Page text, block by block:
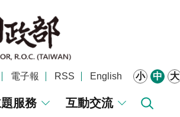
電子報 RSS English 小 中 大
服務 互動交流